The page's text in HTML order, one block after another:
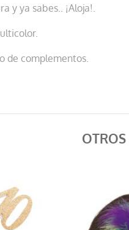
y ya sabes.. ¡Aloja!.
de complementos.